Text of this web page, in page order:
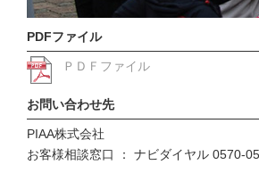
PDFファイル
ＰＤＦファイル
お問い合わせ先
PIAA株式会社
お客様相談窓口 ： ナビダイヤル 0570-